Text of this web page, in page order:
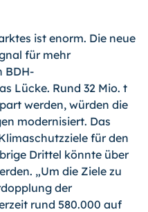
ist enorm. Die neue
für mehr
BDH-
Lücke. Rund 32 Mio. t
werden, würden die
modernisiert. Das
für den
Drittel könnte über
„Um die Ziele zu
der
rund 580.000 auf